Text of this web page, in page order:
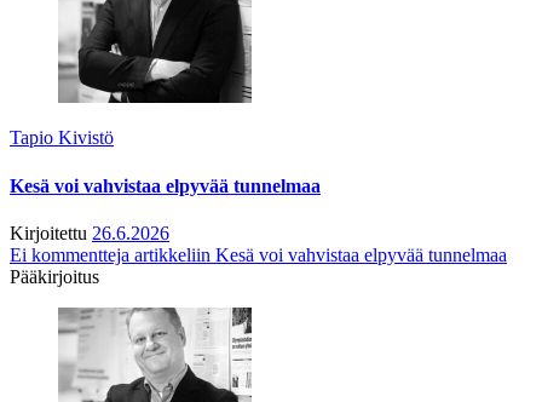
Tapio Kivistö
Kesä voi vahvistaa elpyvää tunnelmaa
Kirjoitettu 26.6.2026
Ei kommentteja artikkeliin Kesä voi vahvistaa elpyvää tunnelmaa
Pääkirjoitus